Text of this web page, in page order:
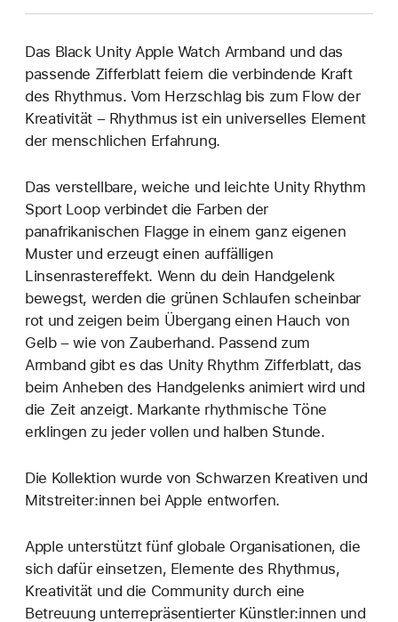
Das Black Unity Apple Watch Armband und das
passende Zifferblatt feiern die verbindende Kraft
des Rhythmus. Vom Herzschlag bis zum Flow der
Kreativität – Rhythmus ist ein universelles Element
der menschlichen Erfahrung.
Das verstellbare, weiche und leichte Unity Rhythm
Sport Loop verbindet die Farben der
panafrikanischen Flagge in einem ganz eigenen
Muster und erzeugt einen auffälligen
Linsenrastereffekt. Wenn du dein Handgelenk
bewegst, werden die grünen Schlaufen scheinbar
rot und zeigen beim Übergang einen Hauch von
Gelb – wie von Zauberhand. Passend zum
Armband gibt es das Unity Rhythm Zifferblatt, das
beim Anheben des Handgelenks animiert wird und
die Zeit anzeigt. Markante rhythmische Töne
erklingen zu jeder vollen und halben Stunde.
Die Kollektion wurde von Schwarzen Kreativen und
Mitstreiter:innen bei Apple entworfen.
Apple unterstützt fünf globale Organisationen, die
sich dafür einsetzen, Elemente des Rhythmus,
Kreativität und die Community durch eine
Betreuung unter­repräsentierter Künstler:innen und